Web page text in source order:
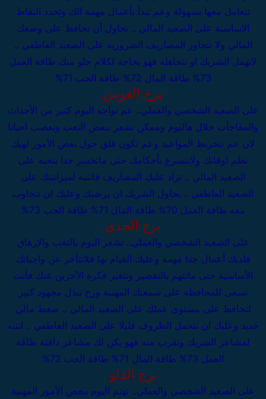
تتعامل معها بسهولة وعم تبدأ بأعمال مهمة الك وتحدد النقاط
الاساسية على الصعيد المالي .. تحاول أن تحافظ على وضعك
المالي ولا تتجاوز المصاريف الضرورية على الصعيد العاطفي ..
لاتهمل الشريك او تتجاهله فهو بحاجة لكلام حلو منك طاقة العمل
73%
طاقة المال 72% طاقة الحب 71%
برج القوس
على الصعيد الشخصي والعملي.. عم تواجه اليوم كتير من الأحداث
والمفاجآت خلال هاليوم وممكن تشعر ببعض التعب وتعصب احيانا
لان عم تتخربط المواعيد وعم تكون قلق حول بعض الأمور لهيك
نظم اوقاتك ولاتتسرع بأحكامك حتى ماتخسر حدا بتحبه على
الصعيد المالي .. تزاد عليك المصاريف فانتبه لميزانيتك على
الصعيد العاطفي .. يحاول الشريك ان يرضيك وعليك ان تتجاوب
معه طاقة العمل 70% طاقة المال 71% طاقة الحب 73%
برج الجدي
على الصعيد الشخصي والعملي.. تشعر اليوم بالتعب والإرهاق
فلديك أعمال جدا مهمة وعليك القيام بها فلاتتأخر عن واجباتك
الأساسية حتى ماتتهم بالتقصير وتتغير فكرة الآخرين عنك فأنت
تسعى للمحافظة على سمعتك المهنية ورح تبذل مجهود كبير
لتحافظ على مستوى عملك على الصعيد المالي .. ضغط مالي
جديد وعليك ان تتحمل الظروف قليلا على الصعيد العاطفي .. انتبه
لمشاعر الشريك وتقرب منه فهو يكن لك مشاعر دافئة طاقة
العمل 73%
طاقة المال 71% طاقة الحب 72%
برج الدلو
على الصعيد الشخصي والعملي.. تهتم اليوم ببعض الأمور المهنية